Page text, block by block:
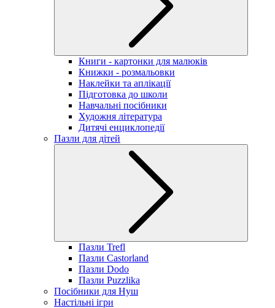
Книги - картонки для малюків
Книжки - розмальовки
Наклейки та аплікації
Підготовка до школи
Навчальні посібники
Художня література
Дитячі енциклопедії
Пазли для дітей
Пазли Trefl
Пазли Castorland
Пазли Dodo
Пазли Puzzlika
Посібники для Нуш
Настільні ігри